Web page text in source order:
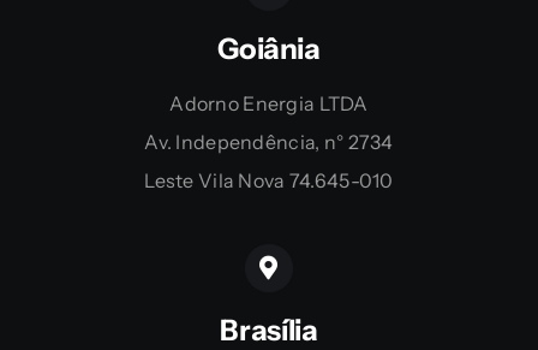
Goiânia
Adorno Energia LTDA
Av. Independência, n° 2734
Leste Vila Nova 74.645-010
Brasília